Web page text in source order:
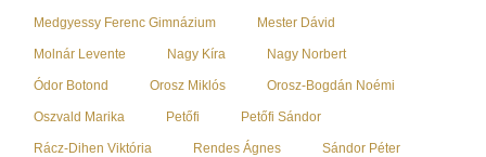
Medgyessy Ferenc Gimnázium Mester Dávid
Molnár Levente Nagy Kíra Nagy Norbert
Ódor Botond Orosz Miklós Orosz-Bogdán Noémi
Oszvald Marika Petőfi Petőfi Sándor
Rácz-Dihen Viktória Rendes Ágnes Sándor Péter